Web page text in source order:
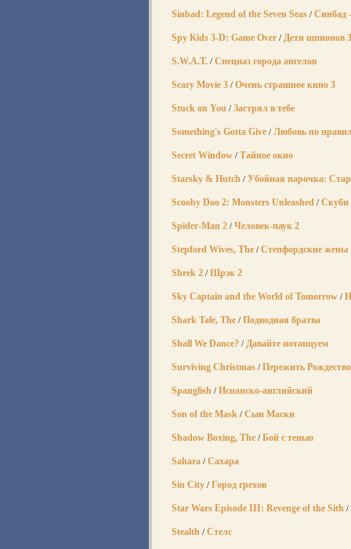
Sinbad: Legend of the Seven Seas / Синбад
Spy Kids 3-D: Game Over / Дети шпионов
S.W.A.T. / Спецназ города ангелов
Scary Movie 3 / Очень страшное кино 3
Stuck on You / Застрял в тебе
Something's Gotta Give / Любовь по
Secret Window / Тайное окно
Starsky & Hutch / Убойная парочка:
Scooby Doo 2: Monsters Unleashed / Скуби
Spider-Man 2 / Человек-паук 2
Stepford Wives, The / Степфордские жены
Shrek 2 / Шрэк 2
Sky Captain and the World of Tomorrow /
Shark Tale, The / Подводная братва
Shall We Dance? / Давайте потанцуем
Surviving Christmas / Пережить Рождество
Spanglish / Испанско-английский
Son of the Mask / Сын Маски
Shadow Boxing, The / Бой с тенью
Sahara / Сахара
Sin City / Город грехов
Star Wars Episode III: Revenge of the Sith /
Stealth / Стелс